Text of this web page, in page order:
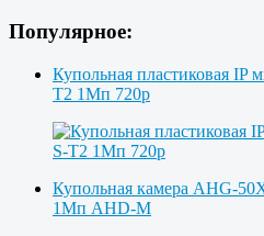
Популярное:
Купольная пластиковая IP
T2 1Мп 720p
Купольная камера AHG-
1Мп AHD-M